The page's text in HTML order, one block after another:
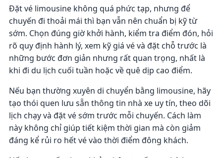
Đặt vé limousine không quá phức tạp, nhưng để
chuyến đi thoải mái thì bạn vẫn nên chuẩn bị kỹ từ
sớm. Chọn đúng giờ khởi hành, kiểm tra điểm đón, hỏi
rõ quy định hành lý, xem kỹ giá vé và đặt chỗ trước là
những bước đơn giản nhưng rất quan trọng, nhất là
khi đi du lịch cuối tuần hoặc về quê dịp cao điểm.
Nếu bạn thường xuyên di chuyển bằng limousine, hãy
tạo thói quen lưu sẵn thông tin nhà xe uy tín, theo dõi
lịch chạy và đặt vé sớm trước mỗi chuyến. Cách làm
này không chỉ giúp tiết kiệm thời gian mà còn giảm
đáng kể rủi ro hết vé vào thời điểm đông khách.